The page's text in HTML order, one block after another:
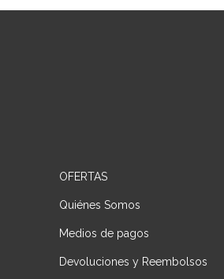
OFERTAS
Quiénes Somos
Medios de pagos
Devoluciones y Reembolsos